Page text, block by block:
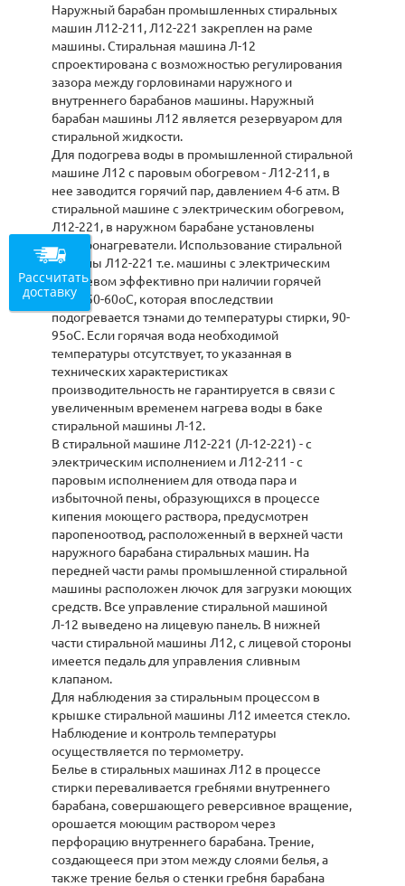
Наружный барабан промышленных стиральных
машин Л12-211, Л12-221 закреплен на раме
машины. Стиральная машина Л-12
спроектирована с возможностью регулирования
зазора между горловинами наружного и
внутреннего барабанов машины. Наружный
барабан машины Л12 является резервуаром для
стиральной жидкости.
Для подогрева воды в промышленной стиральной
машине Л12 с паровым обогревом - Л12-211, в
нее заводится горячий пар, давлением 4-6 атм. В
стиральной машине с электрическим обогревом,
Л12-221, в наружном барабане установлены
электронагреватели. Использование стиральной
машины Л12-221 т.е. машины с электрическим
обогревом эффективно при наличии горячей
воды 50-60оС, которая впоследствии
подогревается тэнами до температуры стирки, 90-
95оС. Если горячая вода необходимой
температуры отсутствует, то указанная в
технических характеристиках
производительность не гарантируется в связи с
увеличенным временем нагрева воды в баке
стиральной машины Л-12.
В стиральной машине Л12-221 (Л-12-221) - с
электрическим исполнением и Л12-211 - с
паровым исполнением для отвода пара и
избыточной пены, образующихся в процессе
кипения моющего раствора, предусмотрен
паропеноотвод, расположенный в верхней части
наружного барабана стиральных машин. На
передней части рамы промышленной стиральной
машины расположен лючок для загрузки моющих
средств. Все управление стиральной машиной
Л-12 выведено на лицевую панель. В нижней
части стиральной машины Л12, с лицевой стороны
имеется педаль для управления сливным
клапаном.
Для наблюдения за стиральным процессом в
крышке стиральной машины Л12 имеется стекло.
Наблюдение и контроль температуры
осуществляется по термометру.
Белье в стиральных машинах Л12 в процессе
стирки переваливается гребнями внутреннего
барабана, совершающего реверсивное вращение,
орошается моющим раствором через
перфорацию внутреннего барабана. Трение,
создающееся при этом между слоями белья, а
также трение белья о стенки гребня барабана
Рассчитать
доставку